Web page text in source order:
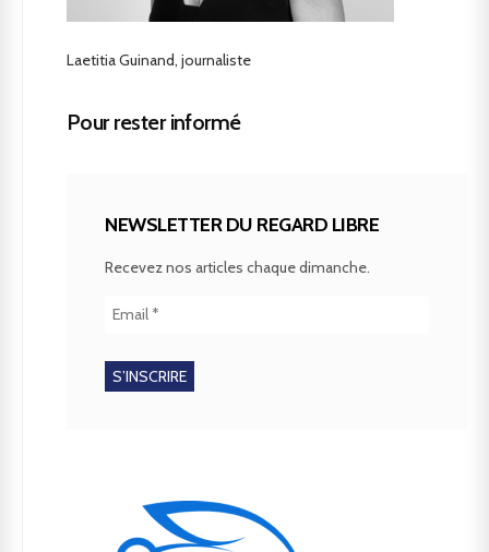
Laetitia Guinand, journaliste
Pour rester informé
NEWSLETTER DU REGARD LIBRE
Recevez nos articles chaque dimanche.